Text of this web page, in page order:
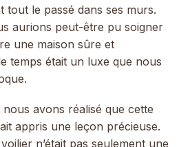
tout le passé dans ses murs.
aurions peut-être pu soigner
une maison sûre et
temps était un luxe que nous
avons réalisé que cette
appris une leçon précieuse.
n’était pas seulement une